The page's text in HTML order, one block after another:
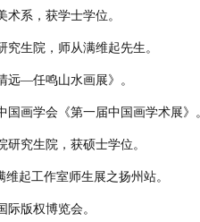
术系，获学士学位。
究生院，师从满维起先生。
远—任鸣山水画展》。
国画学会《第一届中国画学术展》
研究生院，获硕士学位。
维起工作室师生展之扬州站。
际版权博览会。